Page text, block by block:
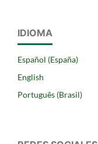
IDIOMA
Español (España)
English
Português (Brasil)